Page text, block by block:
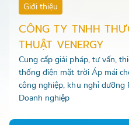
Giới thiệu
CÔNG TY TNHH
THUẬT VENERGY
Cung cấp giải pháp, tư vấn,
thống điện mặt trời Áp mái
công nghiệp, khu nghỉ dưỡng
Doanh nghiệp